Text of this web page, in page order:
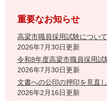
重要なお知らせ
高梁市職員採用試験について
2026年7月30日更新
令和8年度高梁市職員採用試
2026年7月30日更新
文書への公印の押印を見直
2026年2月16日更新